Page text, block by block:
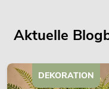
Aktuelle
DEKORATION